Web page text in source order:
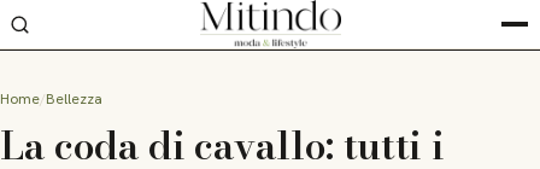
Home Bellezza
La coda di cavallo: tutti i